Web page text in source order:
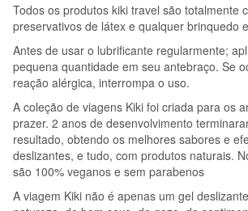
Todos os produtos kiki travel são totalmente
preservativos de látex e qualquer brinquedo
Antes de usar o lubrificante regularmente;
pequena quantidade em seu antebraço. Se
reação alérgica, interrompa o uso.
A coleção de viagens Kiki foi criada para os
prazer. 2 anos de desenvolvimento
resultado, obtendo os melhores sabores e
deslizantes, e tudo, com produtos naturais.
são 100% veganos e sem parabenos
A viagem Kiki não é apenas um gel